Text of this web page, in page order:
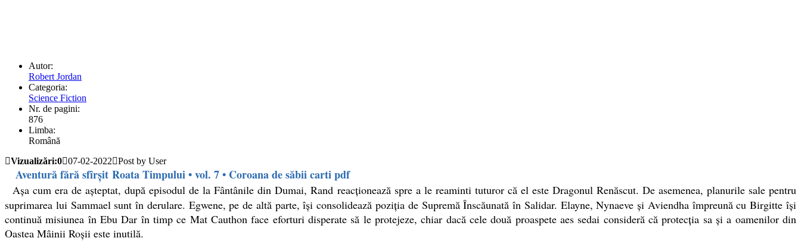
Autor:
Robert Jordan
Categoria:
Science Fiction
Nr. de pagini:
876
Limba:
Română
Vizualizări:0 07-02-2022 Post by User
Aventură fără sfîrșit Roata Timpului • vol. 7 • Coroana de săbii carti pdf
Aşa cum era de aşteptat, după episodul de la Fântânile din Dumai, Rand reacţionează spre a le reaminti tuturor că el este Dragonul Renăscut. De asemenea, planurile sale pentru
suprimarea lui Sammael sunt în derulare. Egwene, pe de altă parte, îşi consolidează poziţia de Supremă Înscăunată în Salidar. Elayne, Nynaeve şi Aviendha împreună cu Birgitte îşi
continuă misiunea în Ebu Dar în timp ce Mat Cauthon face eforturi disperate să le protejeze, chiar dacă cele două proaspete aes sedai consideră că protecţia sa şi a oamenilor din
Oastea Mâinii Roşii este inutilă.